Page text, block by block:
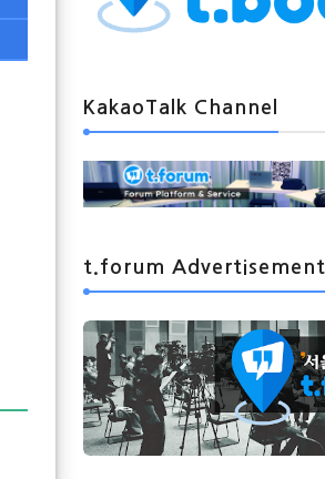
KakaoTalk Channel
t.forum Advertisement